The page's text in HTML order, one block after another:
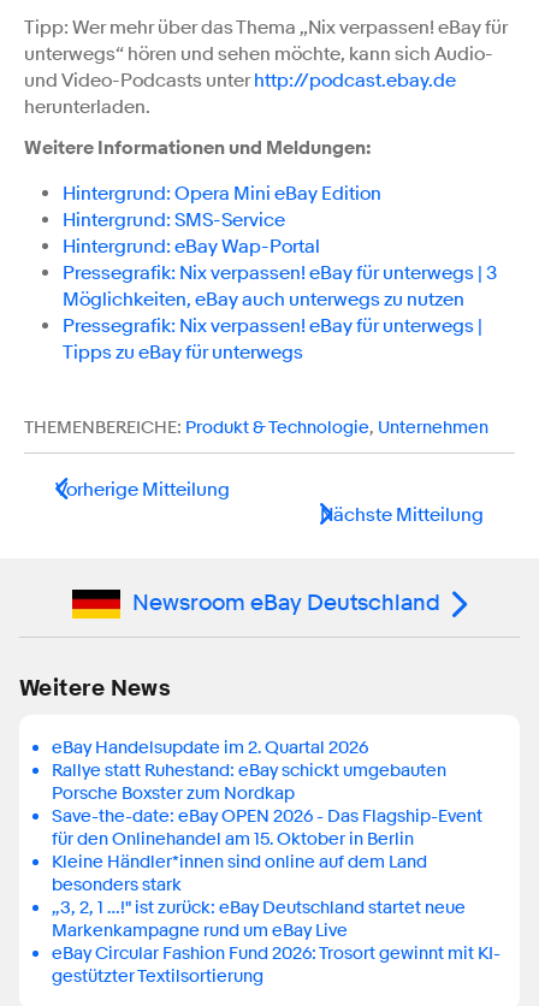
Tipp: Wer mehr über das Thema „Nix verpassen! eBay für
unterwegs“ hören und sehen möchte, kann sich Audio-
und Video-Podcasts unterhttp://podcast.ebay.de
herunterladen.
Weitere Informationen und Meldungen:
Hintergrund: Opera Mini eBay Edition
Hintergrund: SMS-Service
Hintergrund: eBay Wap-Portal
Pressegrafik: Nix verpassen! eBay für unterwegs | 3
Möglichkeiten, eBay auch unterwegs zu nutzen
Pressegrafik: Nix verpassen! eBay für unterwegs |
Tipps zu eBay für unterwegs
THEMENBEREICHE: Produkt & Technologie, Unternehmen
Vorherige Mitteilung
Nächste Mitteilung
Newsroom eBay Deutschland
Weitere News
eBay Handelsupdate im 2. Quartal 2026
Rallye statt Ruhestand: eBay schickt umgebauten
Porsche Boxster zum Nordkap
Save-the-date: eBay OPEN 2026 - Das Flagship-Event
für den Onlinehandel am 15. Oktober in Berlin
Kleine Händler*innen sind online auf dem Land
besonders stark
„3, 2, 1 …!" ist zurück: eBay Deutschland startet neue
Markenkampagne rund um eBay Live
eBay Circular Fashion Fund 2026: Trosort gewinnt mit KI-
gestützter Textilsortierung